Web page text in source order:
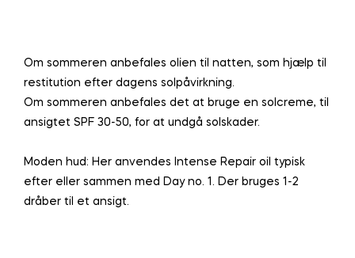
Om sommeren anbefales olien til natten, som hjælp til
restitution efter dagens solpåvirkning.
Om sommeren anbefales det at bruge en solcreme, til
ansigtet SPF 30-50, for at undgå solskader.
Moden hud: Her anvendes Intense Repair oil typisk
efter eller sammen med Day no. 1. Der bruges 1-2
dråber til et ansigt.